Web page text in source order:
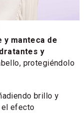
y manteca de
y
protegiéndolo
brillo y
el efecto